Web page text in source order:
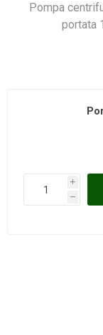
Pompa
portata
i
h